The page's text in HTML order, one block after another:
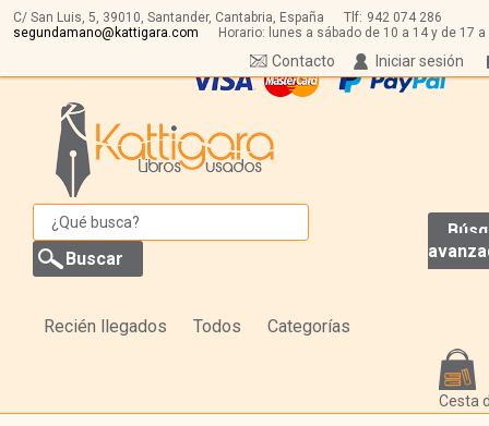
C/ San Luis, 5, 39010, Santander, Cantabria, España Tlf: 942 074 286
segundamano@kattigara.com
Horario: lunes a sábado de 10 a 14 y de 17 a
Iniciar sesión
Contacto
Recién llegados Todos Categorías
Cesta